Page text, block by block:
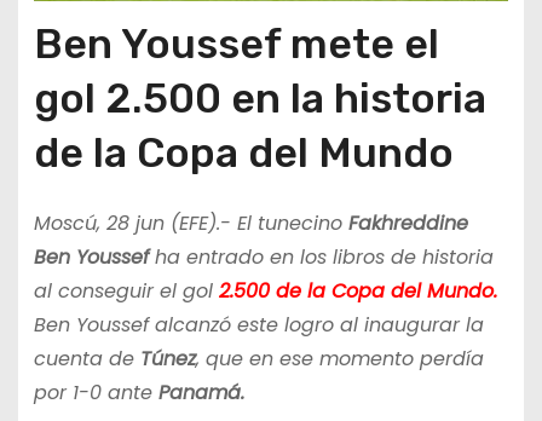
Ben Youssef mete el
gol 2.500 en la historia
de la Copa del Mundo
Moscú, 28 jun (EFE).- El tunecino Fakhreddine
Ben Youssefha entrado en los libros de historia
al conseguir el gol 2.500 de la Copa del Mundo.
Ben Youssef alcanzó este logro al inaugurar la
cuenta de Túnez, que en ese momento perdía
por 1-0 ante Panamá.